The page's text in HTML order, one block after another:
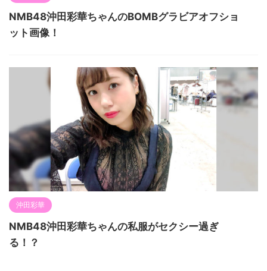
NMB48沖田彩華ちゃんのBOMBグラビアオフショ
ット画像！
沖田彩華
NMB48沖田彩華ちゃんの私服がセクシー過ぎ
る！？